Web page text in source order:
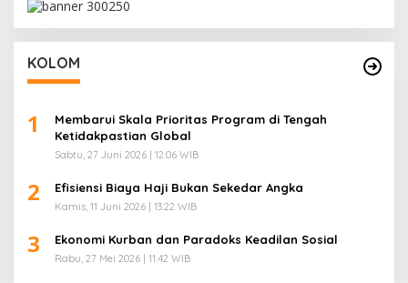
KOLOM
1
Membarui Skala Prioritas Program di Tengah
Ketidakpastian Global
Sabtu, 27 Juni 2026 | 12:06 WIB
2 Efisiensi Biaya Haji Bukan Sekedar Angka
Kamis, 11 Juni 2026 | 13:22 WIB
3 Ekonomi Kurban dan Paradoks Keadilan Sosial
Rabu, 27 Mei 2026 | 11:42 WIB